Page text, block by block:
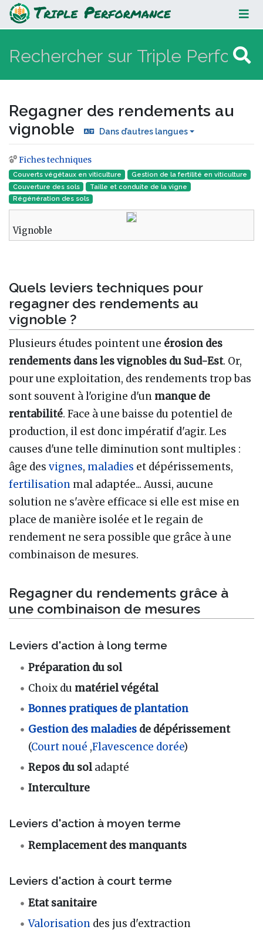
Regagner des rendements au
vignoble
Regagner des rendements au
vignoble
Dans d’autres langues
Aller à :navigation
Fiches techniques
Couverts végétaux en viticulture
Gestion de la fertilité en viticulture
Couverture des sols
Taille et conduite de la vigne
Régénération des sols
Vignoble
Quels leviers techniques pour
regagner des rendements au
vignoble ?
Plusieurs études pointent une érosion des
rendements dans les vignobles du Sud-Est. Or,
pour une exploitation, des rendements trop bas
sont souvent à l'origine d'un manque de
rentabilité. Face à une baisse du potentiel de
production, il est donc impératif d'agir. Les
causes d'une telle diminution sont multiples :
âge des vignes, maladies et dépérissements,
fertilisation mal adaptée... Aussi, aucune
solution ne s'avère efficace si elle est mise en
place de manière isolée et le regain de
rendement ne sera possible que grâce à une
combinaison de mesures.
Regagner du rendements grâce à
une combinaison de mesures
Leviers d'action à long terme
Préparation du sol
Choix du matériel végétal
Bonnes pratiques de plantation
Gestion des maladies de dépérissement
(Court noué ,Flavescence dorée)
Repos du soladapté
Interculture
Leviers d'action à moyen terme
Remplacement des manquants
Leviers d'action à court terme
Etat sanitaire
Valorisation des jus d'extraction